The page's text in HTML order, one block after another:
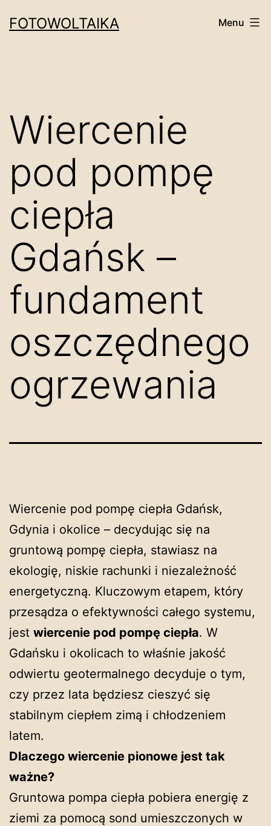
doFOTOWOLTAIKA Menu
Wiercenie
pod pompę
ciepła
Gdańsk –
fundament
oszczędnego
ogrzewania
Wiercenie pod pompę ciepła Gdańsk,
Gdynia i okolice – decydując się na
gruntową pompę ciepła, stawiasz na
ekologię, niskie rachunki i niezależność
energetyczną. Kluczowym etapem, który
przesądza o efektywności całego systemu,
jest wiercenie pod pompę ciepła. W
Gdańsku i okolicach to właśnie jakość
odwiertu geotermalnego decyduje o tym,
czy przez lata będziesz cieszyć się
stabilnym ciepłem zimą i chłodzeniem
latem.
Dlaczego wiercenie pionowe jest tak
ważne?
Gruntowa pompa ciepła pobiera energię z
ziemi za pomocą sond umieszczonych w